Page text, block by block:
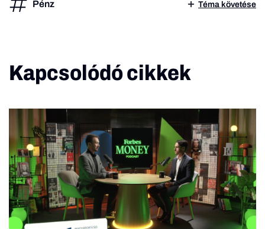
Pénz Téma követése
Kapcsolódó cikkek